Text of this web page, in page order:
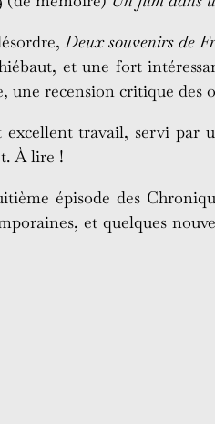
Deux souvenirs de
et une fort
une recension critique des
excellent travail, servi par
À lire !
épisode des
et quelques